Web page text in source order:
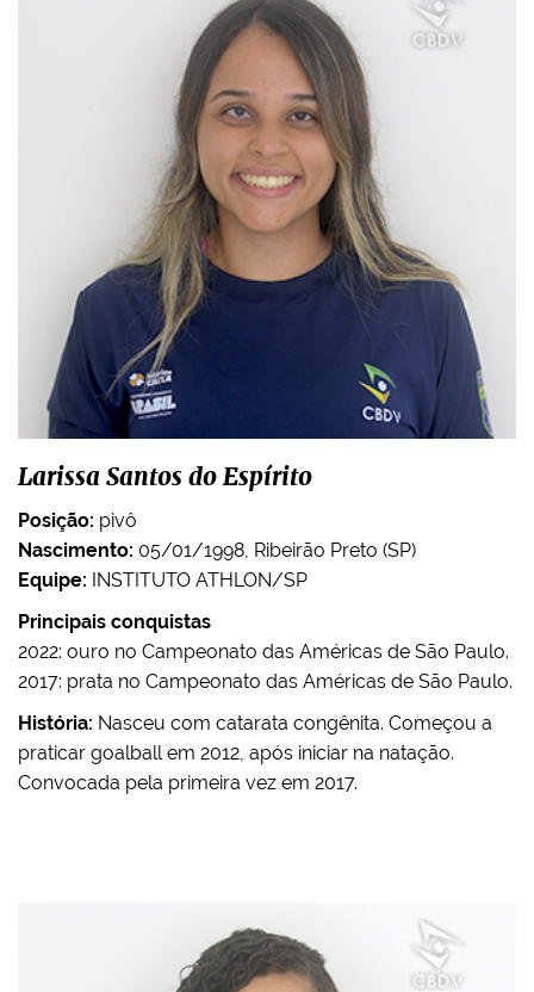
Larissa Santos do Espírito
Posição: pivô
Nascimento: 05/01/1998, Ribeirão Preto (SP)
Equipe: INSTITUTO ATHLON/SP
Principais conquistas
2022: ouro no Campeonato das Américas de São Paulo.
2017: prata no Campeonato das Américas de São Paulo.
História: Nasceu com catarata congênita. Começou a
praticar goalball em 2012, após iniciar na natação.
Convocada pela primeira vez em 2017.